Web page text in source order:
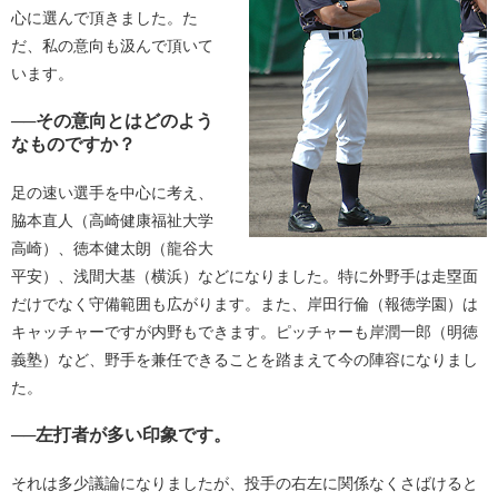
心に選んで頂きました。た
だ、私の意向も汲んで頂いて
います。
──その意向とはどのよう
なものですか？
足の速い選手を中心に考え、
脇本直人（高崎健康福祉大学
高崎）、徳本健太朗（龍谷大
平安）、浅間大基（横浜）などになりました。特に外野手は走塁面
だけでなく守備範囲も広がります。また、岸田行倫（報徳学園）は
キャッチャーですが内野もできます。ピッチャーも岸潤一郎（明徳
義塾）など、野手を兼任できることを踏まえて今の陣容になりまし
た。
──左打者が多い印象です。
それは多少議論になりましたが、投手の右左に関係なくさばけると